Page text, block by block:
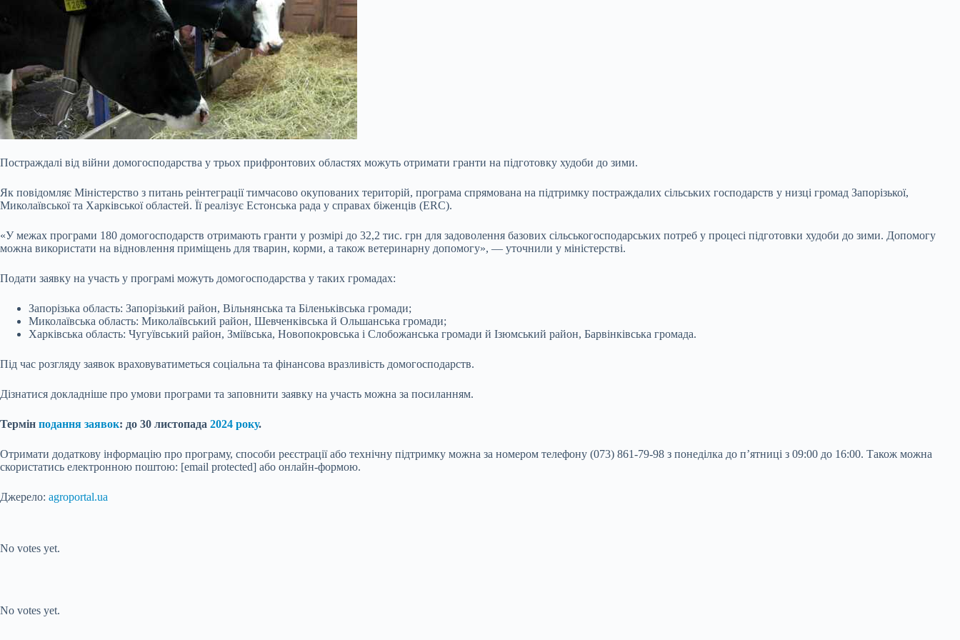
Постраждалі від війни домогосподарства у трьох прифронтових областях можуть отримати гранти на підготовку худоби до зими.
Як повідомляє Міністерство з питань реінтеграції тимчасово окупованих територій, програма спрямована на підтримку постраждалих сільських господарств у низці громад Запорізької,
Миколаївської та Харківської областей. Її реалізує Естонська рада у справах біженців (ERC).
«У межах програми 180 домогосподарств отримають гранти у розмірі до 32,2 тис. грн для задоволення базових сільськогосподарських потреб у процесі підготовки худоби до зими. Допомогу
можна використати на відновлення приміщень для тварин, корми, а також ветеринарну допомогу», — уточнили у міністерстві.
Подати заявку на участь у програмі можуть домогосподарства у таких громадах:
Запорізька область: Запорізький район, Вільнянська та Біленьківська громади;
Миколаївська область: Миколаївський район, Шевченківська й Ольшанська громади;
Харківська область: Чугуївський район, Зміївська, Новопокровська і Слобожанська громади й Ізюмський район, Барвінківська громада.
Під час розгляду заявок враховуватиметься соціальна та фінансова вразливість домогосподарств.
Дізнатися докладніше про умови програми та заповнити заявку на участь можна за посиланням.
Термін подання заявок: до 30 листопада 2024 року.
Отримати додаткову інформацію про програму, способи реєстрації або технічну підтримку можна за номером телефону (073) 861-79-98 з понеділка до п’ятниці з 09:00 до 16:00. Також можна
скористатись електронною поштою: [email protected] або онлайн-формою.
Джерело: agroportal.ua
No votes yet.
No votes yet.